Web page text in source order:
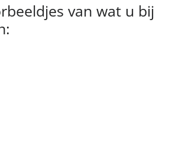
van wat u bij